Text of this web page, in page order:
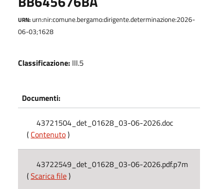
URN: urn:nir:comune.bergamo:dirigente.determinazione:2026-
06-03;1628
Classificazione: III.5
Documenti:
43721504_det_01628_03-06-2026.doc
( Contenuto)
43722549_det_01628_03-06-2026.pdf.p7m
(Scarica file)